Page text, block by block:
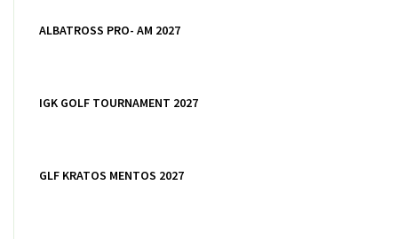
ALBATROSS PRO- AM 2027
IGK GOLF TOURNAMENT 2027
GLF KRATOS MENTOS 2027